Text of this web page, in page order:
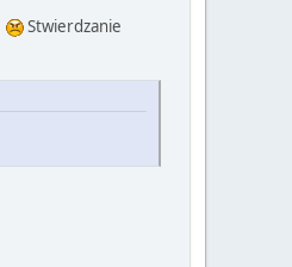
Stwierdzanie